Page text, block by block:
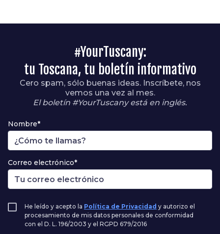
#YourTuscany:
tu Toscana, tu boletín informativo
Cero spam, sólo buenas ideas. Inscríbete, nos
vemos una vez al mes.
El boletín #YourTuscany está en inglés.
Nombre*
Correo electrónico*
He leído y acepto la Política de Privacidad y autorizo el
procesamiento de mis datos personales de conformidad
con el D. L. 196/2003 y el RGPD 679/2016